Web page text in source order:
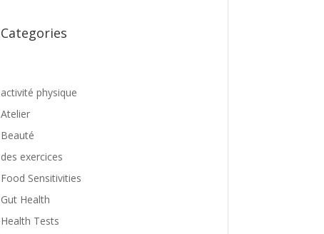
Categories
activité physique
Atelier
Beauté
des exercices
Food Sensitivities
Gut Health
Health Tests